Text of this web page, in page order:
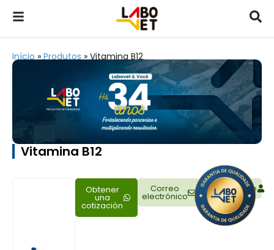
Início » Produtos » Vitamina B12
Vitamina B12
Obtener
una
cotización
Correo
electrónico
Representante